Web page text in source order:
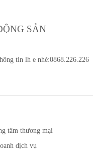
SẢN
tin lh e nhé:0868.226.226
tâm thương mại
dịch vụ